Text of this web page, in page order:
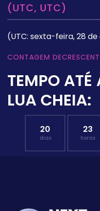
(UTC, UTC)
(UTC: sexta-feira, 28
CONTAGEM
TEMPO
LUA CHEIA:
20
dias
23
horas